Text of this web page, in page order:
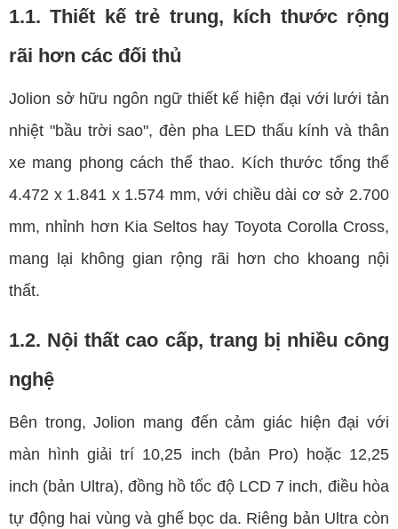
1.1. Thiết kế trẻ trung, kích thước rộng
rãi hơn các đối thủ
Jolion sở hữu ngôn ngữ thiết kế hiện đại với lưới tản
nhiệt "bầu trời sao", đèn pha LED thấu kính và thân
xe mang phong cách thể thao. Kích thước tổng thể
4.472 x 1.841 x 1.574 mm, với chiều dài cơ sở 2.700
mm, nhỉnh hơn Kia Seltos hay Toyota Corolla Cross,
mang lại không gian rộng rãi hơn cho khoang nội
thất.
1.2. Nội thất cao cấp, trang bị nhiều công
nghệ
Bên trong, Jolion mang đến cảm giác hiện đại với
màn hình giải trí 10,25 inch (bản Pro) hoặc 12,25
inch (bản Ultra), đồng hồ tốc độ LCD 7 inch, điều hòa
tự động hai vùng và ghế bọc da. Riêng bản Ultra còn